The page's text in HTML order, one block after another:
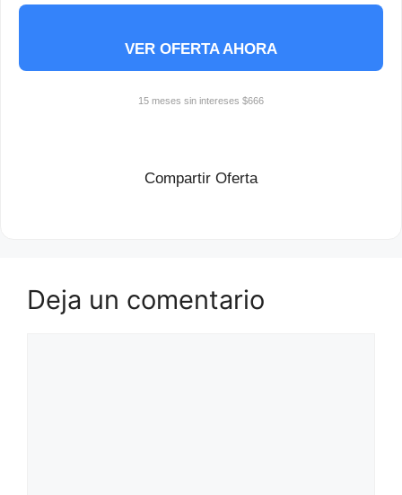
VER OFERTA AHORA
15 meses sin intereses $666
Compartir Oferta
Deja un comentario